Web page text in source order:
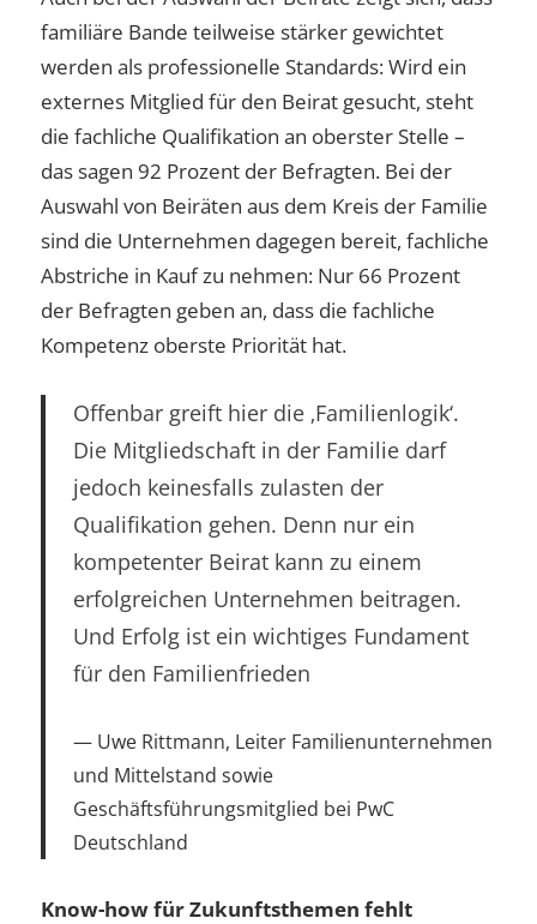
familiäre Bande teilweise stärker gewichtet
werden als professionelle Standards: Wird ein
externes Mitglied für den Beirat gesucht, steht
die fachliche Qualifikation an oberster Stelle –
das sagen 92 Prozent der Befragten. Bei der
Auswahl von Beiräten aus dem Kreis der Familie
sind die Unternehmen dagegen bereit, fachliche
Abstriche in Kauf zu nehmen: Nur 66 Prozent
der Befragten geben an, dass die fachliche
Kompetenz oberste Priorität hat.
Offenbar greift hier die ‚Familienlogik‘.
Die Mitgliedschaft in der Familie darf
jedoch keinesfalls zulasten der
Qualifikation gehen. Denn nur ein
kompetenter Beirat kann zu einem
erfolgreichen Unternehmen beitragen.
Und Erfolg ist ein wichtiges Fundament
für den Familienfrieden
Uwe Rittmann, Leiter Familienunternehmen
und Mittelstand sowie
Geschäftsführungsmitglied bei PwC
Deutschland
Know-how für Zukunftsthemen fehlt